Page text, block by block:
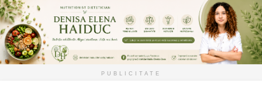
PUBLICITATE